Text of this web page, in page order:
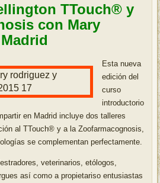
TTouch® y
con Mary
Esta nueva
edición del
curso
introductorio
en Madrid incluye dos talleres
al TTouch® y a la Zoofarmacognosis,
se complementan perfectamente.
veterinarios, etólogos,
así como a propietariso entusiastas